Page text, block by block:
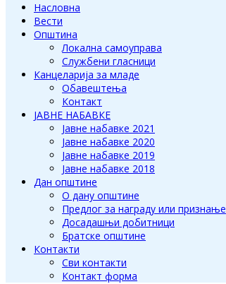
Насловна
Вести
Општина
Локална самоуправа
Службени гласници
Канцеларија за младе
Обавештења
Контакт
ЈАВНЕ НАБАВКЕ
Јавне набавке 2021
Јавне набавке 2020
Јавне набавке 2019
Јавне набавке 2018
Дан општине
О дану општине
Предлог за награду или признање
Досадашњи добитници
Братске општине
Контакти
Сви контакти
Контакт форма